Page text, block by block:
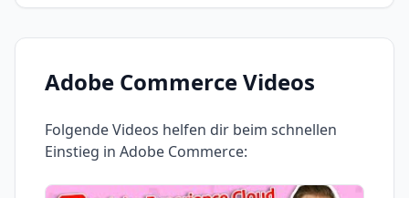
Adobe CommerceVideos
Folgende Videos helfen dir beim schnellen
Einstieg in Adobe Commerce: